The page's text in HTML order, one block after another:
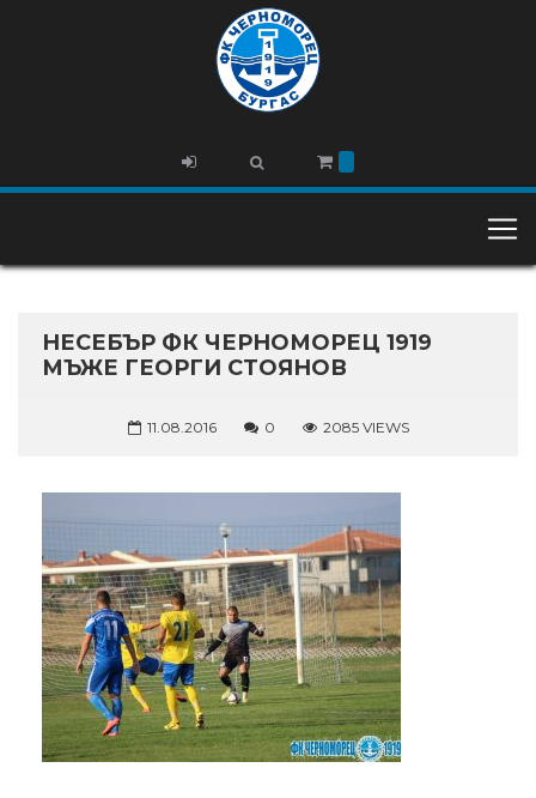
НЕСЕБЪР ФК ЧЕРНОМОРЕЦ 1919
МЪЖЕ ГЕОРГИ СТОЯНОВ
11.08.2016 0 2085 VIEWS